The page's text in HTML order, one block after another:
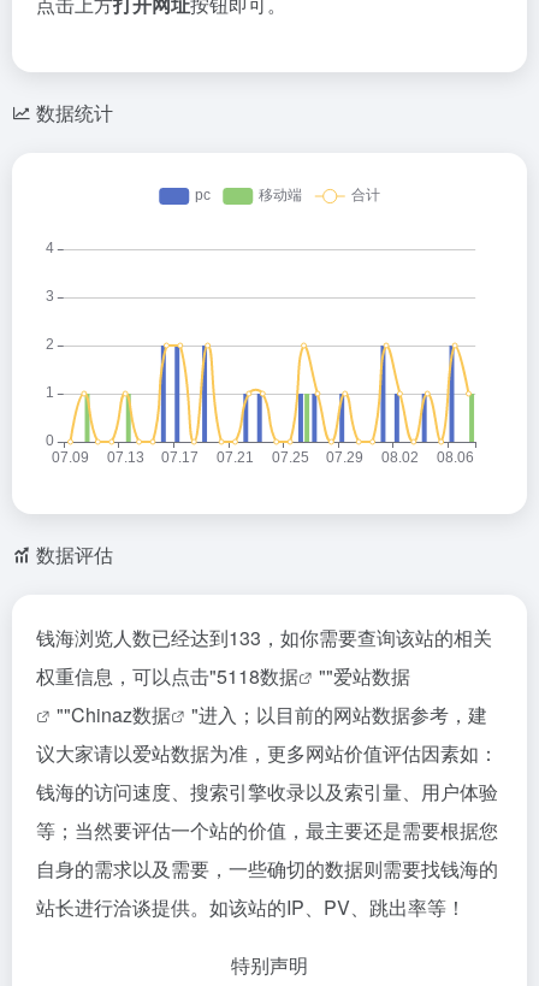
数据统计
数据评估
钱海浏览人数已经达到133，如你需要查询该站的相关
权重信息，可以点击"5118数据 ""爱站数据
""Chinaz数据
"进入；以目前的网站数据参考，建
议大家请以爱站数据为准，更多网站价值评估因素如：
钱海的访问速度、搜索引擎收录以及索引量、用户体验
等；当然要评估一个站的价值，最主要还是需要根据您
自身的需求以及需要，一些确切的数据则需要找钱海的
站长进行洽谈提供。如该站的IP、PV、跳出率等！
特别声明